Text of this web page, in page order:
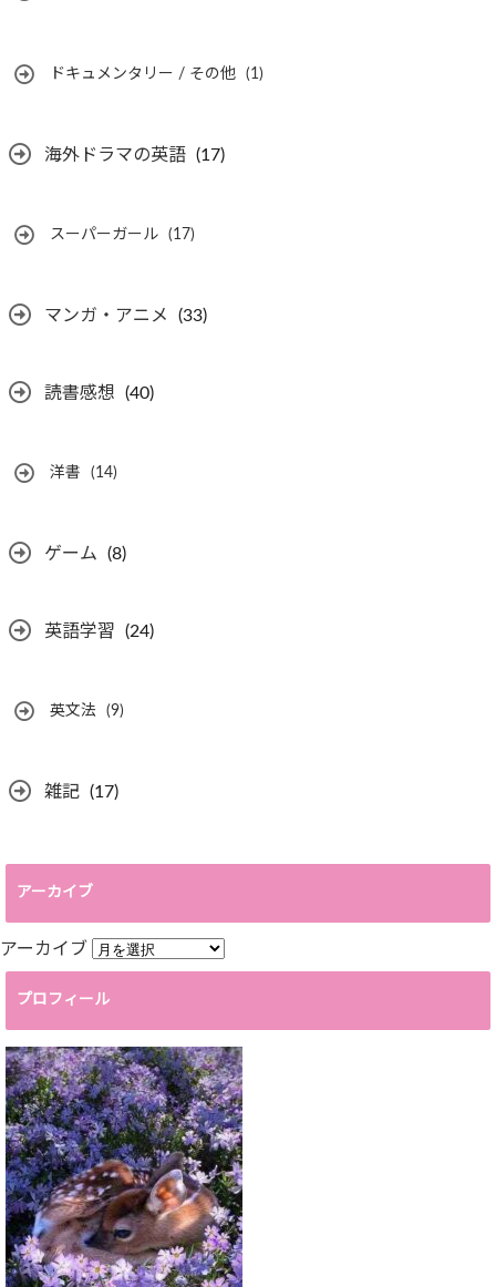
ドキュメンタリー / その他 (1)
海外ドラマの英語 (17)
スーパーガール (17)
マンガ・アニメ (33)
読書感想 (40)
洋書 (14)
ゲーム (8)
英語学習 (24)
英文法 (9)
雑記 (17)
アーカイブ
アーカイブ
プロフィール